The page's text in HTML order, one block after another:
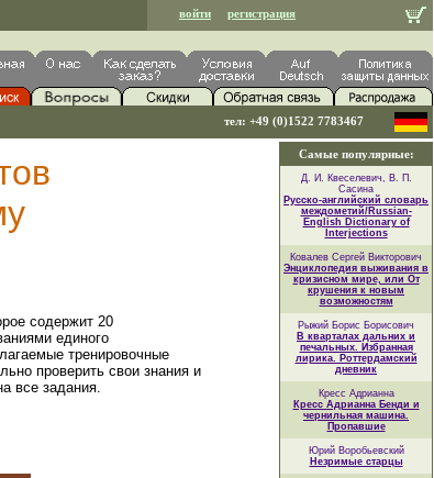
войти регистрация
тел: +49 (0)1522 7783467
содержит 20
единого
тренировочные
проверить свои знания и
все задания.
Самые популярные:
Д. И. Квеселевич, В. П.
Сасина
Русско-английский словарь
междометий/Russian-
English Dictionary of
Interjections
Ковалев Сергей Викторович
Энциклопедия выживания в
кризисном мире, или От
крушения к новым
возможностям
Рыжий Борис Борисович
В кварталах дальних и
печальных. Избранная
лирика. Роттердамский
дневник
Кресс Адрианна
Кресс Адрианна Бенди и
чернильная машина.
Пропавшие
Юрий Воробьевский
Незримые старцы